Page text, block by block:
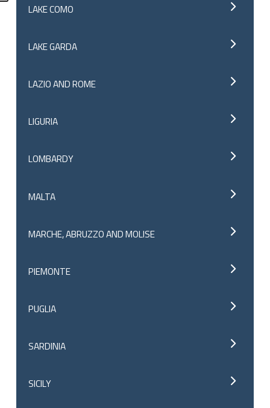
LAKE COMO
LAKE GARDA
LAZIO AND ROME
LIGURIA
LOMBARDY
MALTA
MARCHE, ABRUZZO AND MOLISE
PIEMONTE
PUGLIA
SARDINIA
SICILY